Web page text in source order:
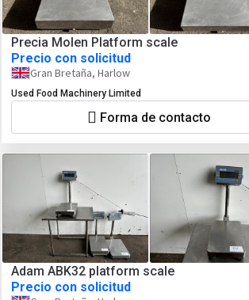
Precia Molen Platform scale
Precio con solicitud
Gran Bretaña, Harlow
Used Food Machinery Limited
Forma de contacto
Adam ABK32 platform scale
Precio con solicitud